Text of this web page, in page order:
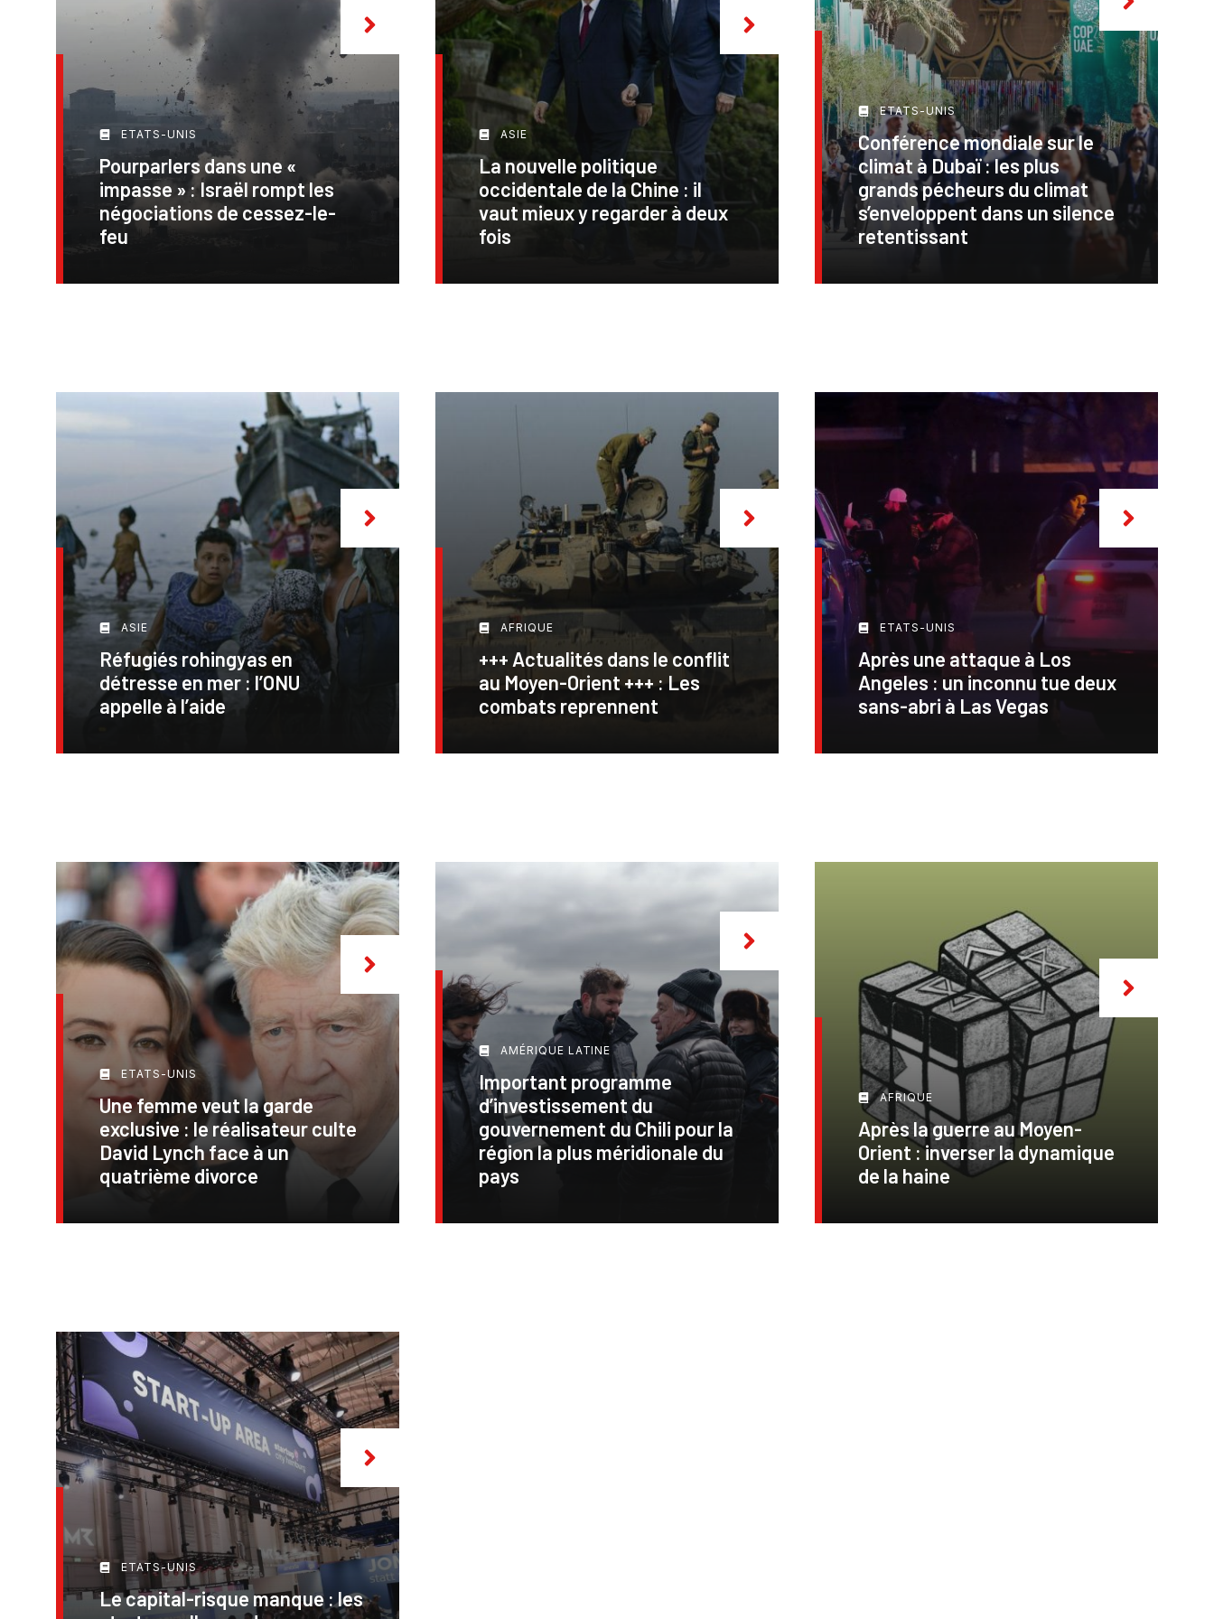
ETATS-UNIS
Pourparlers dans une «
impasse » : Israël rompt les
négociations de cessez-le-
feu
ASIE
La nouvelle politique
occidentale de la Chine : il
vaut mieux y regarder à deux
fois
ETATS-UNIS
Conférence mondiale sur le
climat à Dubaï : les plus
grands pécheurs du climat
s’enveloppent dans un silence
retentissant
ASIE
Réfugiés rohingyas en
détresse en mer : l’ONU
appelle à l’aide
AFRIQUE
+++ Actualités dans le conflit
au Moyen-Orient +++ : Les
combats reprennent
ETATS-UNIS
Après une attaque à Los
Angeles : un inconnu tue deux
sans-abri à Las Vegas
ETATS-UNIS
Une femme veut la garde
exclusive : le réalisateur culte
David Lynch face à un
quatrième divorce
AMÉRIQUE LATINE
Important programme
d’investissement du
gouvernement du Chili pour la
région la plus méridionale du
pays
AFRIQUE
Après la guerre au Moyen-
Orient : inverser la dynamique
de la haine
ETATS-UNIS
Le capital-risque manque : les